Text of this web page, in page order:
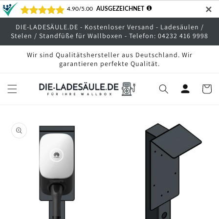
✕
Direkt
zum
Inhalt
DIE-LADESÄULE.DE - Kostenloser Versand - Ladesäulen /
Stelen / Standfüße für Wallboxen - Telefon: 04232 416 9998
Wir sind Qualitätshersteller aus Deutschland. Wir
garantieren perfekte Qualität.